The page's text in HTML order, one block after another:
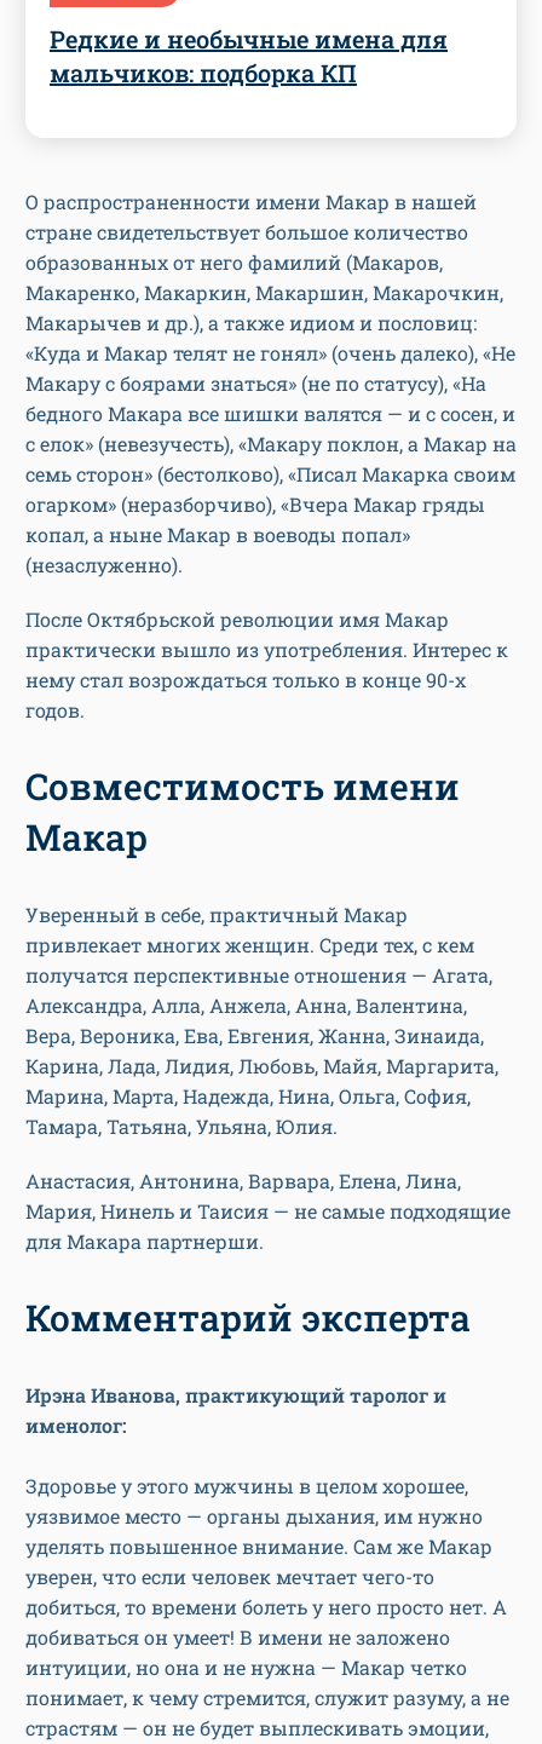
Редкие и необычные имена для
мальчиков: подборка КП
О распространенности имени Макар в нашей
стране свидетельствует большое количество
образованных от него фамилий (Макаров,
Макаренко, Макаркин, Макаршин, Макарочкин,
Макарычев и др.), а также идиом и пословиц:
«Куда и Макар телят не гонял» (очень далеко), «Не
Макару с боярами знаться» (не по статусу), «На
бедного Макара все шишки валятся — и с сосен, и
с елок» (невезучесть), «Макару поклон, а Макар на
семь сторон» (бестолково), «Писал Макарка своим
огарком» (неразборчиво), «Вчера Макар гряды
копал, а ныне Макар в воеводы попал»
(незаслуженно).
После Октябрьской революции имя Макар
практически вышло из употребления. Интерес к
нему стал возрождаться только в конце 90-х
годов.
Совместимость имени
Макар
Уверенный в себе, практичный Макар
привлекает многих женщин. Среди тех, с кем
получатся перспективные отношения — Агата,
Александра, Алла, Анжела, Анна, Валентина,
Вера, Вероника, Ева, Евгения, Жанна, Зинаида,
Карина, Лада, Лидия, Любовь, Майя, Маргарита,
Марина, Марта, Надежда, Нина, Ольга, София,
Тамара, Татьяна, Ульяна, Юлия.
Анастасия, Антонина, Варвара, Елена, Лина,
Мария, Нинель и Таисия — не самые подходящие
для Макара партнерши.
Комментарий эксперта
Ирэна Иванова, практикующий таролог и
именолог:
Здоровье у этого мужчины в целом хорошее,
уязвимое место — органы дыхания, им нужно
уделять повышенное внимание. Сам же Макар
уверен, что если человек мечтает чего-то
добиться, то времени болеть у него просто нет. А
добиваться он умеет! В имени не заложено
интуиции, но она и не нужна — Макар четко
понимает, к чему стремится, служит разуму, а не
страстям — он не будет выплескивать эмоции,